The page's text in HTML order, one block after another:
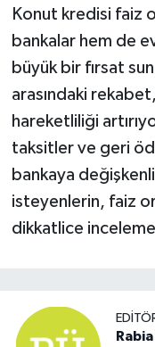
Konut kredisi faiz
bankalar hem de
büyük bir fırsat
arasındaki
hareketliliği
taksitler ve geri
bankaya
isteyenlerin, faiz
dikkatlice